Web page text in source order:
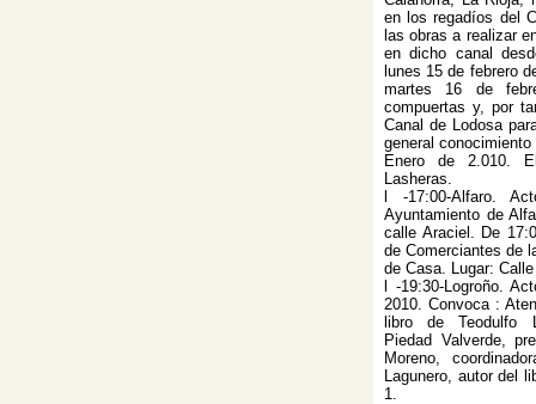
en los regadíos del
las obras a realizar
en dicho canal
lunes 15 de febrero
martes 16 de
compuertas y, por
Canal de Lodosa
general
Enero de 2.010.
Lasheras.
l -17:00-Alfaro.
Ayuntamiento de
calle Araciel. De
de Comerciantes de
de Casa. Lugar:
l -19:30-Logroño.
2010. Convoca :
libro de Teodulfo
Piedad Valverde,
Moreno,
Lagunero, autor del
1.